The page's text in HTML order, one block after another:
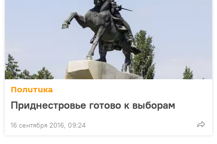
Политика
Приднестровье готово к выборам
16 сентября 2016, 09:24